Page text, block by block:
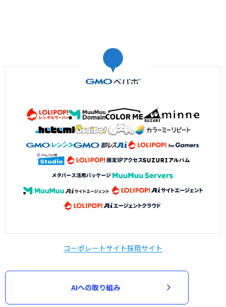
コーポレートサイト採用サイト
AIへの取り組み